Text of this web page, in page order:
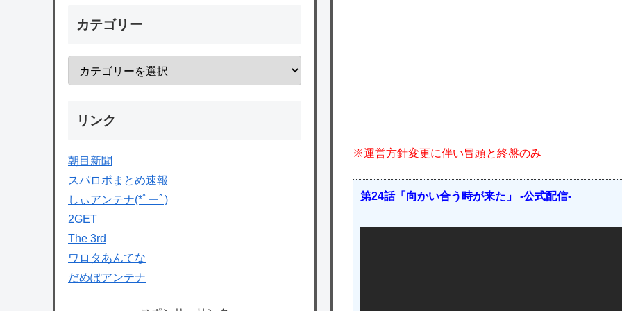
Powered by livedoor 相互RSS
※運営方針変更に伴い冒頭と終盤のみ
第24話「向かい合う時が来た」 -公式配信-
カテゴリー
リンク
朝目新聞
スパロボまとめ速報
しぃアンテナ(*ﾟーﾟ)
2GET
The 3rd
ワロタあんてな
だめぽアンテナ